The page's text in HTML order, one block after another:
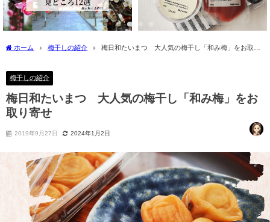
ホーム 梅干しの紹介
梅日和たいまつ 大人気の梅干し「和み梅」をお取り
梅干しの紹介
梅日和たいまつ 大人気の梅干し「和み梅」をお
取り寄せ
2019年9月27日 2024年1月2日